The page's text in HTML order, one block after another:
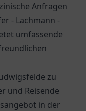
Anfragen
- Lachmann -
umfassende
zu
und Reisende
in der